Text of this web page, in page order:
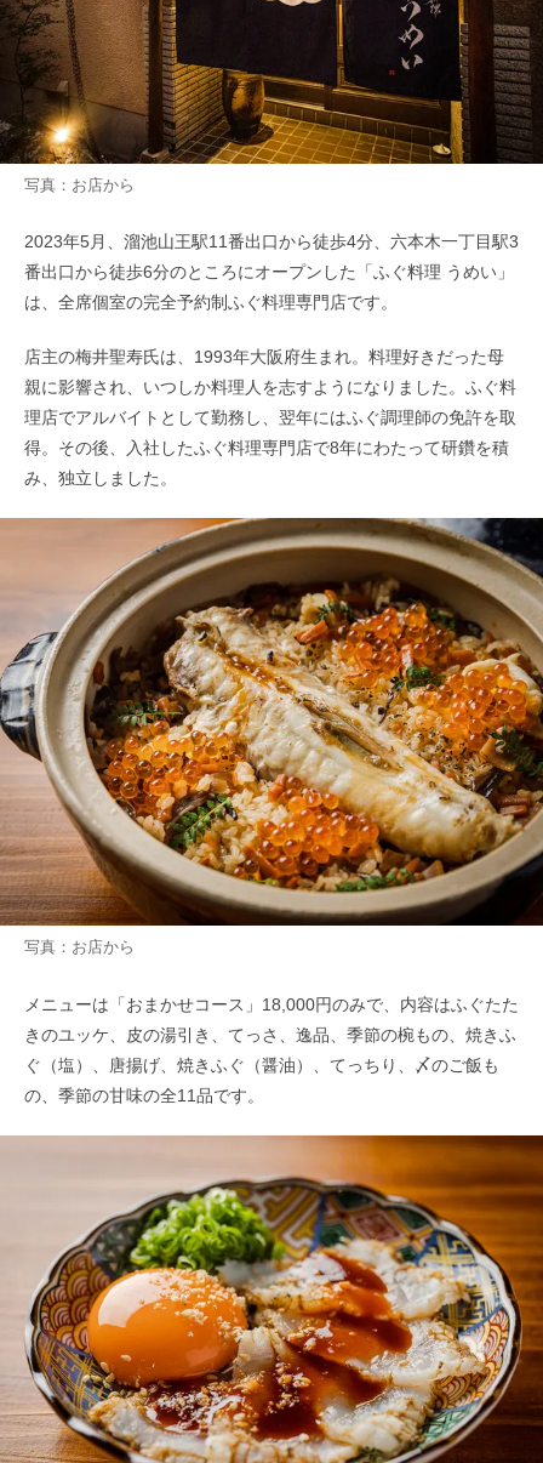
写真：お店から
2023年5月、溜池山王駅11番出口から徒歩4分、六本木一丁目駅3
番出口から徒歩6分のところにオープンした「ふぐ料理 うめい」
は、全席個室の完全予約制ふぐ料理専門店です。
店主の梅井聖寿氏は、1993年大阪府生まれ。料理好きだった母
親に影響され、いつしか料理人を志すようになりました。ふぐ料
理店でアルバイトとして勤務し、翌年にはふぐ調理師の免許を取
得。その後、入社したふぐ料理専門店で8年にわたって研鑽を積
み、独立しました。
写真：お店から
メニューは「おまかせコース」18,000円のみで、内容はふぐたた
きのユッケ、皮の湯引き、てっさ、逸品、季節の椀もの、焼きふ
ぐ（塩）、唐揚げ、焼きふぐ（醤油）、てっちり、〆のご飯も
の、季節の甘味の全11品です。